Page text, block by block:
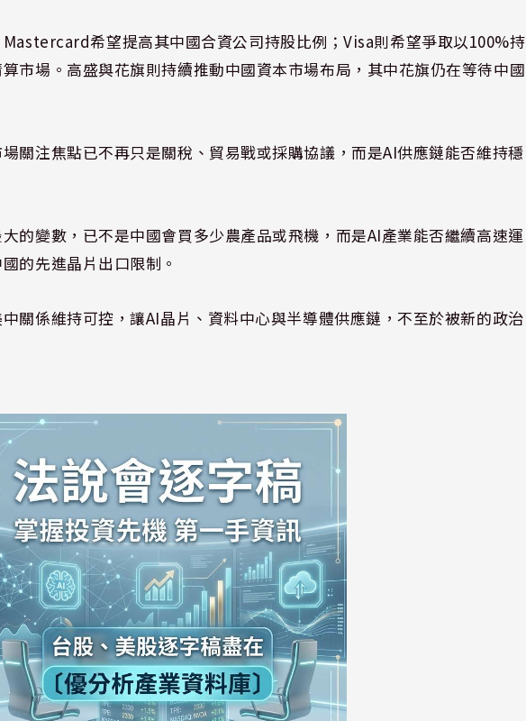
希望提高其中國合資公司持股比例；Visa則希望爭取以100%持
市場。高盛與花旗則持續推動中國資本市場布局，其中花旗仍在等待中國
關注焦點已不再只是關稅、貿易戰或採購協議，而是AI供應鏈能否維持穩
的變數，已不是中國會買多少農產品或飛機，而是AI產業能否繼續高速運
的先進晶片出口限制。
關係維持可控，讓AI晶片、資料中心與半導體供應鏈，不至於被新的政治